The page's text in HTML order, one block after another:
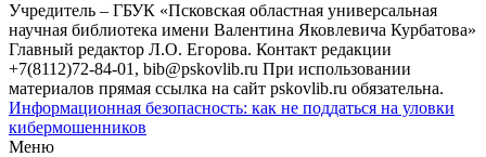
Учредитель – ГБУК «Псковская областная универсальная
научная библиотека имени Валентина Яковлевича Курбатова»
Главный редактор Л.О. Егорова. Контакт редакции
+7(8112)72-84-01, bib@pskovlib.ru При использовании
материалов прямая ссылка на сайт pskovlib.ru обязательна.
Информационная безопасность: как не поддаться на уловки
кибермошенников
Меню